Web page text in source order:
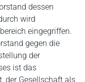
dessen
wird
eingegriffen.
gegen die
der
ist das
der Gesellschaft als